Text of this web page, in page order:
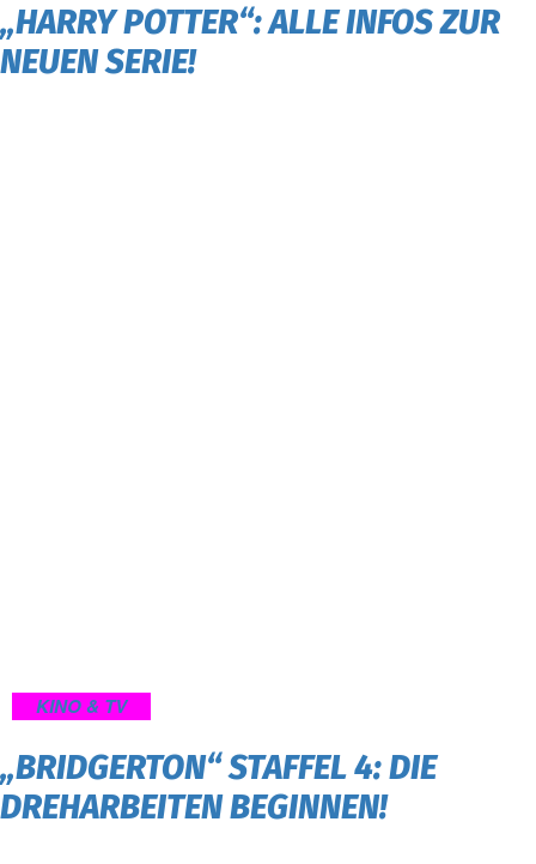
„HARRY POTTER“: ALLE INFOS ZUR
NEUEN SERIE!
KINO & TV
„BRIDGERTON“ STAFFEL 4: DIE
DREHARBEITEN BEGINNEN!